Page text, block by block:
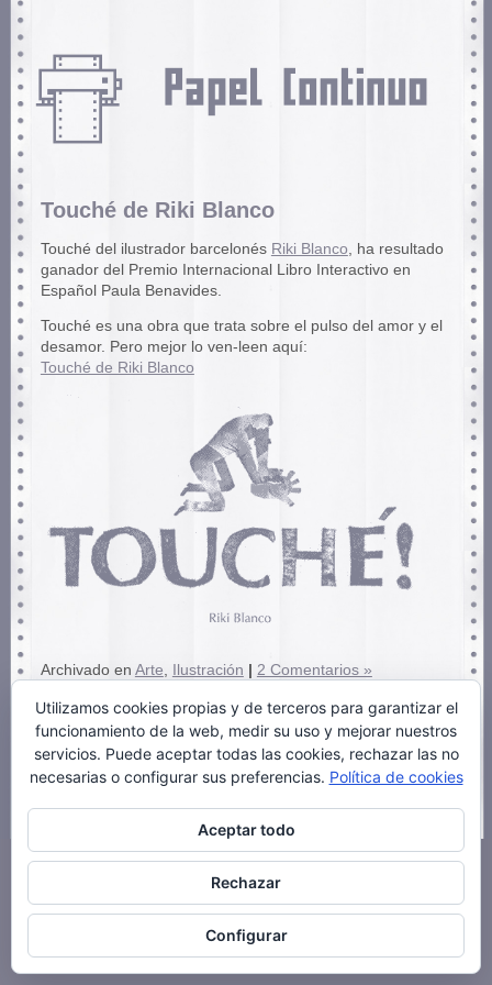
Touché de Riki Blanco
Touché del ilustrador barcelonés Riki Blanco , ha resultado
ganador del Premio Internacional Libro Interactivo en
Español Paula Benavides.
Touché es una obra que trata sobre el pulso del amor y el
desamor. Pero mejor lo ven-leen aquí:
Touché de Riki Blanco
Archivado en Arte Ilustración | 2 Comentarios »
Utilizamos cookies propias y de terceros para garantizar el
funcionamiento de la web, medir su uso y mejorar nuestros
servicios. Puede aceptar todas las cookies, rechazar las no
necesarias o configurar sus preferencias. Política de cookies
Aceptar todo
Rechazar
Configurar